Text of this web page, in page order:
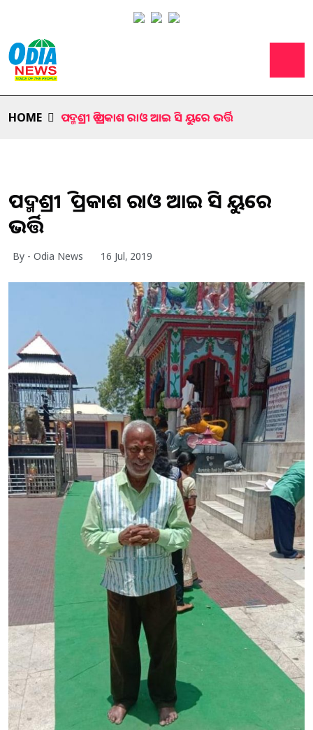
HOME ପଦ୍ମଶ୍ରୀ ଡ଼ି ପ୍ରକାଶ ରାଓ ଆଇ ସି ୟୁରେ ଭର୍ତ୍ତି
ପଦ୍ମଶ୍ରୀ ଡ଼ି ପ୍ରକାଶ ରାଓ ଆଇ ସି ୟୁରେ
ଭର୍ତ୍ତି
By - Odia News 16 Jul, 2019